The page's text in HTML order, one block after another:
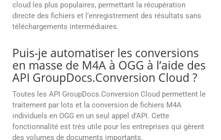
cloud les plus populaires, permettant la récupération
directe des fichiers et l’enregistrement des résultats sans
téléchargements intermédiaires.
Puis-je automatiser les conversions
en masse de M4A à OGG à l’aide des
API GroupDocs.Conversion Cloud ?
Toutes les API GroupDocs.Conversion Cloud permettent le
traitement par lots et la conversion de fichiers M4A
individuels en OGG en un seul appel d’API. Cette
fonctionnalité est très utile pour les entreprises qui gèrent
des volumes de documents importants.